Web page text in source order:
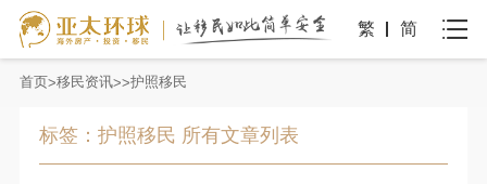
繁 简
首页 移民资讯 护照移民
标签：护照移民 所有文章列表